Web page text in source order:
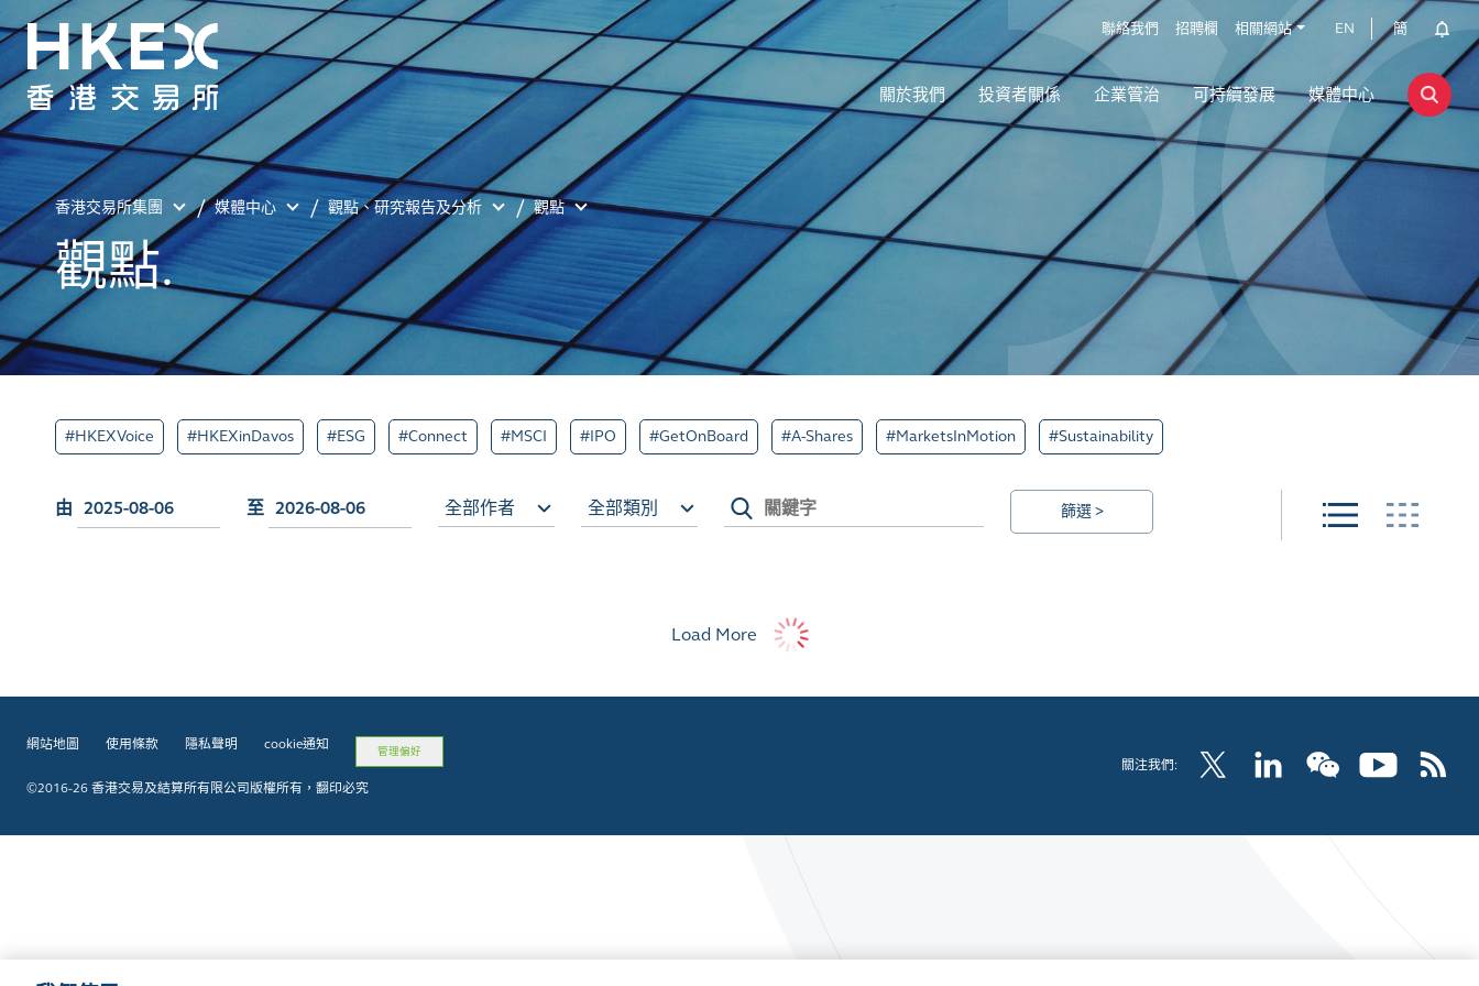
聯絡我們 招聘欄 相關網站 EN 簡
關於我們 投資者關係 企業管治 可持續發展 媒體中心
香港交易所集團 媒體中心 觀點、研究報告及分析 觀點
觀點.
#HKEXVoice #HKEXinDavos #ESG #Connect #MSCI #IPO #GetOnBoard #A-Shares #MarketsInMotion #Sustainability
由 至 全部作者 全部類別 篩選 >
Load More
管理偏好
網站地圖 使用條款 隱私聲明
cookie通知
關注我們:
©2016-26 香港交易及結算所有限公司版權所有，翻印必究